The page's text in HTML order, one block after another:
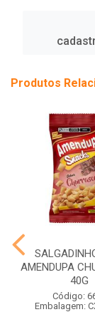
Produtos
AMENDUPA
40G
Código:
Embalagem: